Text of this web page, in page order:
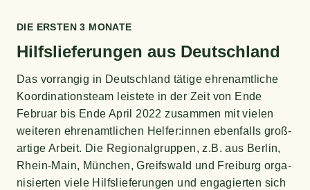
DIE ERS­TEN 3 MONATE
Hilfs­lie­fe­run­gen aus Deutschland
Das vor­ran­gig in Deutsch­land täti­ge ehren­amt­li­che
Koor­di­na­ti­ons­team leis­te­te in der Zeit von Ende
Febru­ar bis Ende April 2022 zusam­men mit vie­len
wei­te­ren ehren­amt­li­chen Helfer:innen eben­falls groß­
ar­ti­ge Arbeit. Die Regio­nal­grup­pen, z.B. aus Ber­lin,
Rhein-Main, Mün­chen, Greifs­wald und Frei­burg orga­
ni­sier­ten vie­le Hilfs­lie­fe­run­gen und enga­gier­ten sich